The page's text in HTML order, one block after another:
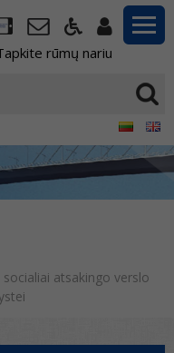
rūmų nariu
atsakingo verslo